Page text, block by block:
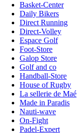
Basket-Center
Daily Bikers
Direct Running
Direct-Volley
Espace Golf
Foot-Store
Galop Store
Golf and co
Handball-Store
House of Rugby
La sellerie de Maé
Made in Paradis
Nauti-wave
On-Fight
Padel-Expert